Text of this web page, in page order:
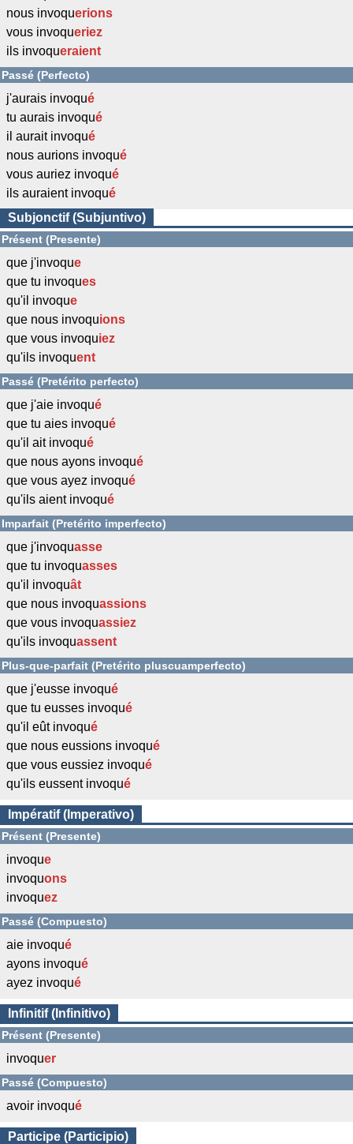
nous invoquerions
vous invoqueriez
ils invoqueraient
Passé (Perfecto)
j'aurais invoqué
tu aurais invoqué
il aurait invoqué
nous aurions invoqué
vous auriez invoqué
ils auraient invoqué
Subjonctif (Subjuntivo)
Présent (Presente)
que j'invoque
que tu invoques
qu'il invoque
que nous invoquions
que vous invoquiez
qu'ils invoquent
Passé (Pretérito perfecto)
que j'aie invoqué
que tu aies invoqué
qu'il ait invoqué
que nous ayons invoqué
que vous ayez invoqué
qu'ils aient invoqué
Imparfait (Pretérito imperfecto)
que j'invoquasse
que tu invoquasses
qu'il invoquât
que nous invoquassions
que vous invoquassiez
qu'ils invoquassent
Plus-que-parfait (Pretérito pluscuamperfecto)
que j'eusse invoqué
que tu eusses invoqué
qu'il eût invoqué
que nous eussions invoqué
que vous eussiez invoqué
qu'ils eussent invoqué
Impératif (Imperativo)
Présent (Presente)
invoque
invoquons
invoquez
Passé (Compuesto)
aie invoqué
ayons invoqué
ayez invoqué
Infinitif (Infinitivo)
Présent (Presente)
invoquer
Passé (Compuesto)
avoir invoqué
Participe (Participio)